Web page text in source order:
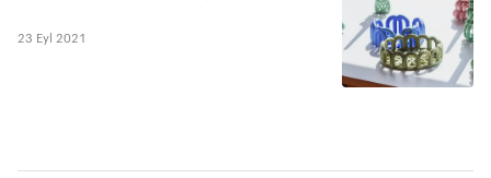
23 Eyl 2021